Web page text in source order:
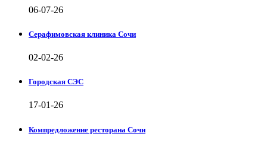
06-07-26
Серафимовская клиника Сочи
02-02-26
Городская СЭС
17-01-26
Компредложение ресторана Сочи